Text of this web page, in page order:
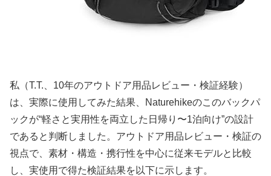
私（T.T.、10年のアウトドア用品レビュー・検証経験）
は、実際に使用してみた結果、Naturehikeのこのバックパ
ックが“軽さと実用性を両立した日帰り〜1泊向け”の設計
であると判断しました。アウトドア用品レビュー・検証の
視点で、素材・構造・携行性を中心に従来モデルと比較
し、実使用で得た検証結果を以下に示します。